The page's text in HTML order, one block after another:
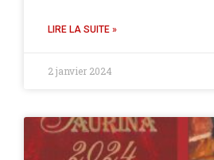
LIRE LA SUITE »
2 janvier 2024